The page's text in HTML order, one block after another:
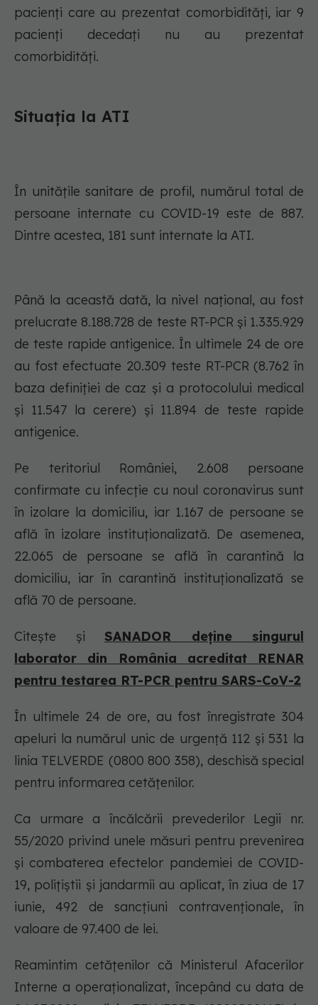
pacienți care au prezentat comorbidități, iar 9
pacienți decedați nu au prezentat
comorbidități.
Situația la ATI
În unitățile sanitare de profil, numărul total de
persoane internate cu COVID-19 este de 887.
Dintre acestea, 181 sunt internate la ATI.
Până la această dată, la nivel național, au fost
prelucrate 8.188.728 de teste RT-PCR și 1.335.929
de teste rapide antigenice. În ultimele 24 de ore
au fost efectuate 20.309 teste RT-PCR (8.762 în
baza definiției de caz și a protocolului medical
și 11.547 la cerere) și 11.894 de teste rapide
antigenice.
Pe teritoriul României, 2.608 persoane
confirmate cu infecție cu noul coronavirus sunt
în izolare la domiciliu, iar 1.167 de persoane se
află în izolare instituționalizată. De asemenea,
22.065 de persoane se află în carantină la
domiciliu, iar în carantină instituționalizată se
află 70 de persoane.
Citește și SANADOR deține singurul
laborator din România acreditat RENAR
pentru testarea RT-PCR pentru SARS-CoV-2
În ultimele 24 de ore, au fost înregistrate 304
apeluri la numărul unic de urgență 112 și 531 la
linia TELVERDE (0800 800 358), deschisă special
pentru informarea cetățenilor.
Ca urmare a încălcării prevederilor Legii nr.
55/2020 privind unele măsuri pentru prevenirea
și combaterea efectelor pandemiei de COVID-
19, polițiștii și jandarmii au aplicat, în ziua de 17
iunie, 492 de sancțiuni contravenționale, în
valoare de 97.400 de lei.
Reamintim cetățenilor că Ministerul Afacerilor
Interne a operaționalizat, începând cu data de